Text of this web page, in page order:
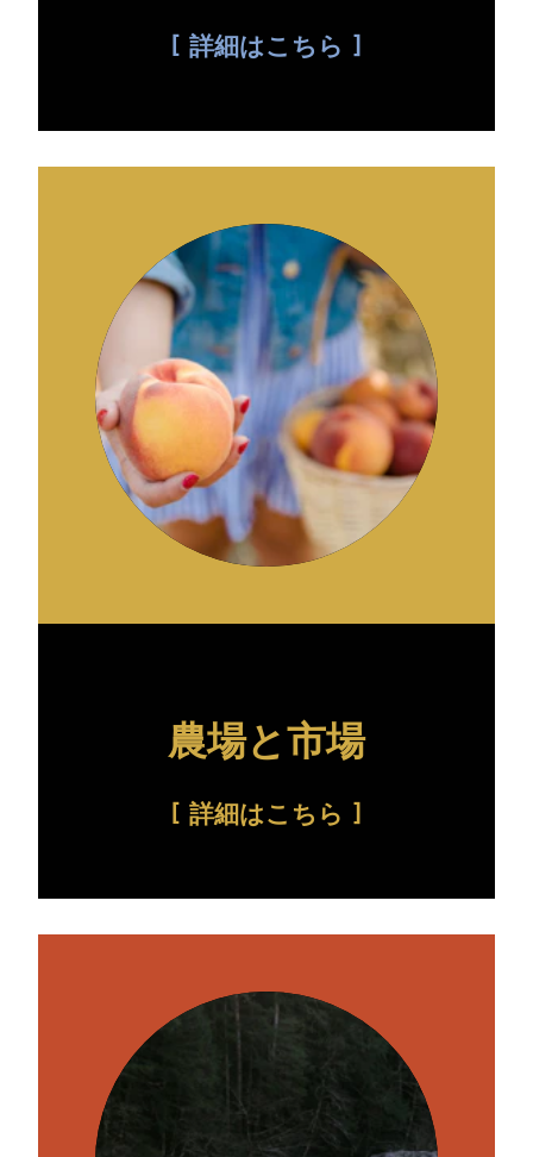
詳細はこちら
農場と市場
詳細はこちら